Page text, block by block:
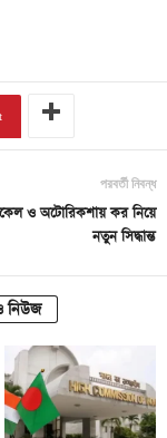
পরবর্তী নিবন্ধ
ও অটোরিকশায় কর নিয়ে
নতুন সিদ্ধান্ত
নিউজ